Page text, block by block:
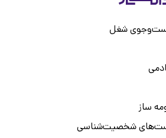
شغل
ساز
شخصیت‌شناسی